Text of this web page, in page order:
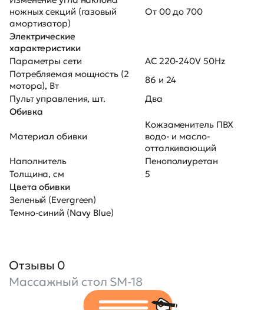
ножных секций (газовый
амортизатор)
От 00 до 700
Электрические
характеристики
Параметры сети
AC 220-240V 50Hz
Потребляемая мощность (2
мотора), Вт
86 и 24
Пульт управления, шт.
Два
Обивка
Материал обивки
Кожзаменитель ПВХ
водо- и масло-
отталкивающий
Наполнитель
Пенополиуретан
Толщина, см
5
Цвета обивки
Зеленый (Evergreen)
Темно-синий (Navy Blue)
Отзывы 0
Массажный стол SM-18